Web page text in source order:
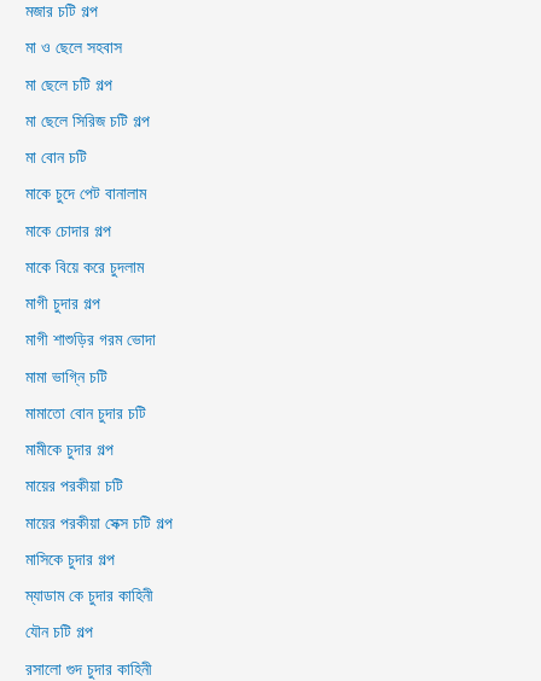
মজার চটি গল্প
মা ও ছেলে সহবাস
মা ছেলে চটি গল্প
মা ছেলে সিরিজ চটি গল্প
মা বোন চটি
মাকে চুদে পেট বানালাম
মাকে চোদার গল্প
মাকে বিয়ে করে চুদলাম
মাগী চুদার গল্প
মাগী শাশুড়ির গরম ভোদা
মামা ভাগ্নি চটি
মামাতো বোন চুদার চটি
মামীকে চুদার গল্প
মায়ের পরকীয়া চটি
মায়ের পরকীয়া সেক্স চটি গল্প
মাসিকে চুদার গল্প
ম্যাডাম কে চুদার কাহিনী
যৌন চটি গল্প
রসালো গুদ চুদার কাহিনী